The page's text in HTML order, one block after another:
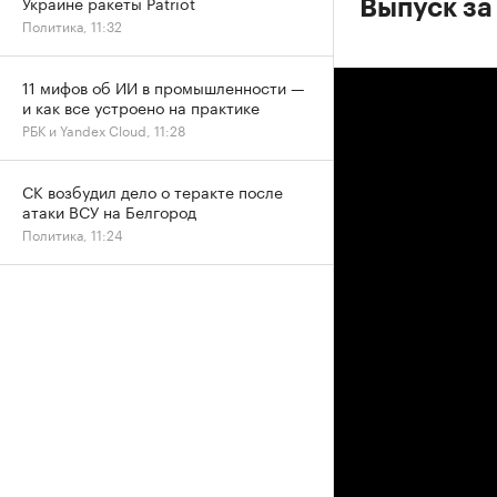
Выпуск
Политика, 11:32
11 мифов об ИИ в промышленности —
и как все устроено на практике
РБК и Yandex Cloud, 11:28
СК возбудил дело о теракте после
атаки ВСУ на Белгород
Политика, 11:24